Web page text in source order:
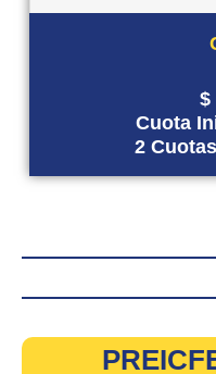
$
Cuota
2